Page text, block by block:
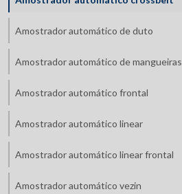
Amostrador automático de duto
Amostrador automático de mangueiras
Amostrador automático frontal
Amostrador automático linear
Amostrador automático linear frontal
Amostrador automático vezin